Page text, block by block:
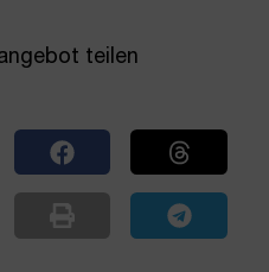
teilen